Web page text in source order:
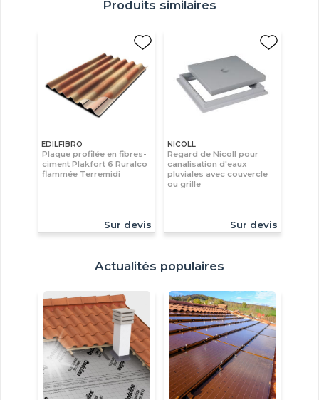
Produits similaires
EDILFIBRO
Plaque profilée en fibres-
ciment Plakfort 6 Ruralco
flammée Terremidi
Sur devis
NICOLL
Regard de Nicoll pour
canalisation d'eaux
pluviales avec couvercle
ou grille
Sur devis
Actualités populaires